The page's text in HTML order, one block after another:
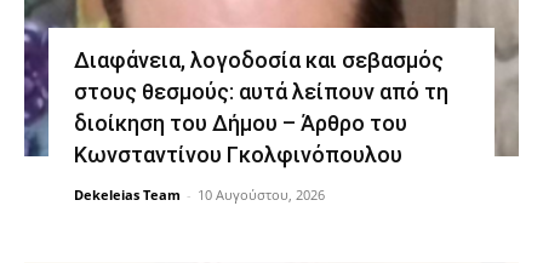
Διαφάνεια, λογοδοσία και σεβασμός
στους θεσμούς: αυτά λείπουν από τη
διοίκηση του Δήμου – Άρθρο του
Κωνσταντίνου Γκολφινόπουλου
Dekeleias Team - 10 Αυγούστου, 2026